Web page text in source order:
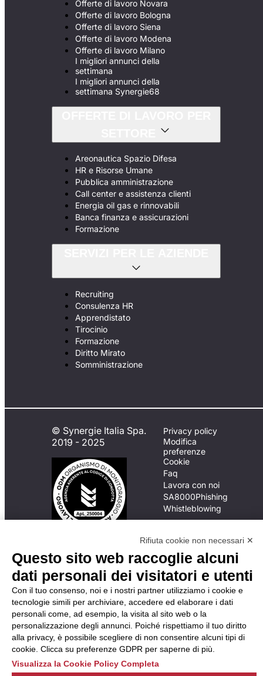
Offerte di lavoro Novara
Offerte di lavoro Bologna
Offerte di lavoro Siena
Offerte di lavoro Modena
Offerte di lavoro Milano
I migliori annunci della
settimana
I migliori annunci della
settimana Synergie68
Areonautica Spazio Difesa
HR e Risorse Umane
Pubblica amministrazione
Call center e assistenza clienti
Energia oil gas e rinnovabili
Banca finanza e assicurazioni
Formazione
Recruiting
Consulenza HR
Apprendistato
Tirocinio
Formazione
Diritto Mirato
Somministrazione
© Synergie Italia Spa.
2019 - 2025
In caso di
inadempimento da parte
della ApL delle
disposizioni
del Codice di Condotta, è
possibile presentare un
reclamo
all’Organismo di
Monitoraggio utilizzando
una delle modalità
descritte al seguente
Privacy policy
Modifica
preferenze
Cookie
Faq
Lavora con noi
SA8000Phishing
Whistleblowing
Rifiuta cookie non necessari ✕
Questo sito web raccoglie alcuni
dati personali dei visitatori e utenti
Con il tuo consenso, noi e i nostri partner utilizziamo i cookie e
tecnologie simili per archiviare, accedere ed elaborare i dati
personali come, ad esempio, la visita al sito web o la
personalizzazione degli annunci. Poiché rispettiamo il tuo diritto
alla privacy, è possibile scegliere di non consentire alcuni tipi di
cookie. Clicca su preferenze GDPR per saperne di più.
Visualizza la Cookie Policy Completa